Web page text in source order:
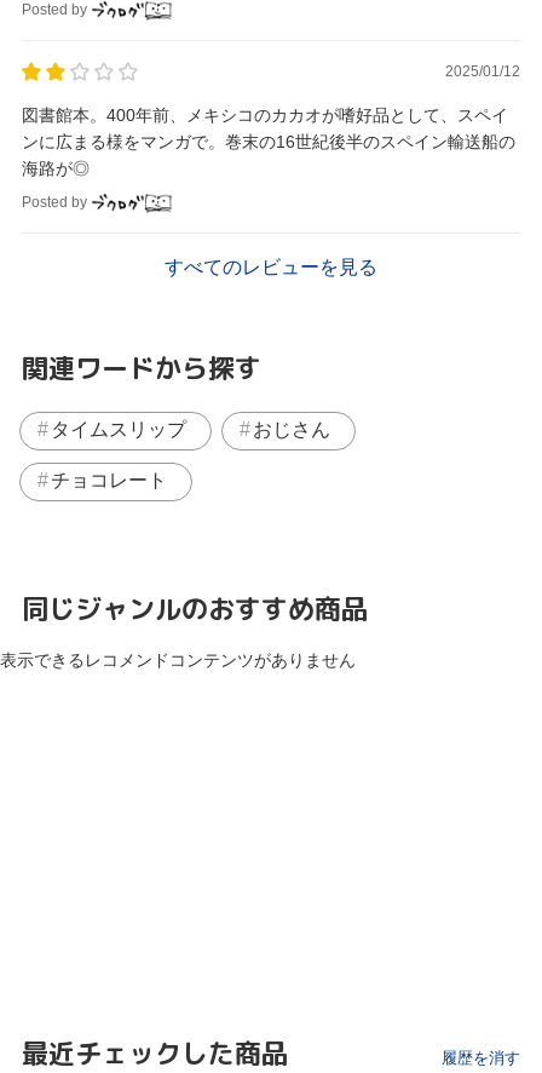
Posted by
2025/01/12
図書館本。400年前、メキシコのカカオが嗜好品として、スペイ
ンに広まる様をマンガで。巻末の16世紀後半のスペイン輸送船の
海路が◎
Posted by
すべてのレビューを見る
関連ワードから探す
タイムスリップ おじさん
チョコレート
同じジャンルのおすすめ商品
表示できるレコメンドコンテンツがありません
最近チェックした商品 履歴を消す